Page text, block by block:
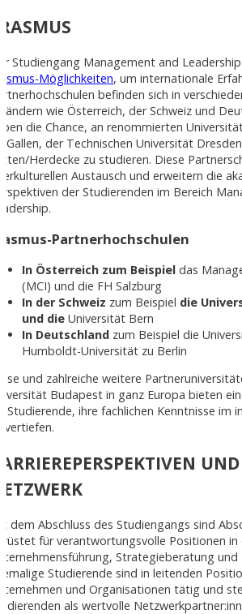
Studiengang Management and
Möglichkeiten, um internationale
befinden sich in
wie Österreich, der Schweiz und
die Chance, an renommierten
Gallen, der Technischen Universität
Herdecke zu studieren. Diese
Austausch und erweitern die
der Studierenden im Bereich
Partnerhochschulen
In Österreich zum Beispieldas
(MCI) und die FH Salzburg
In der Schweiz zum Beispiel die
und dieUniversität Bern
In Deutschland zum Beispiel die
Humboldt-Universität zu Berlin
und zahlreiche weitere
Budapest in ganz Europa bieten
Studierende, ihre fachlichen Kenntnisse im
vertiefen.
dem Abschluss des Studiengangs sind
für verantwortungsvolle Positionen in
Strategieberatung und
Studierende sind in leitenden
und Organisationen tätig und
als wertvolle